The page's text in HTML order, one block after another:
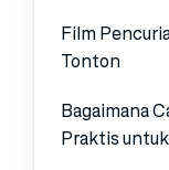
Film
Tonton
Bagaimana
Praktis